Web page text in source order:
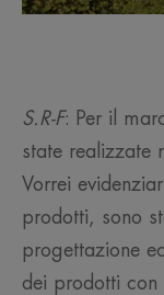
S.R-F: Per il
state realizzate
Vorrei
prodotti, sono
progettazione
dei prodotti con